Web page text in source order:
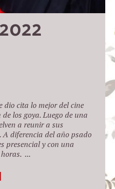
dio cita lo mejor del cine
los goya. Luego de una
a reunir a sus
diferencia del año psado
presencial y con una
...